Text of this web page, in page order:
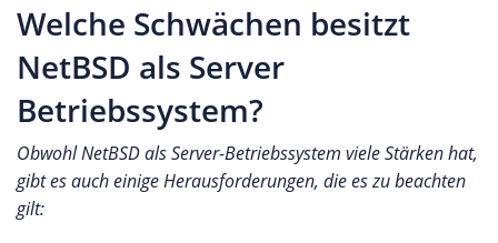
Welche Schwächen besitzt
NetBSD als Server
Betriebssystem?
Obwohl NetBSD als Server-Betriebssystem viele Stärken hat,
gibt es auch einige Herausforderungen, die es zu beachten
gilt: